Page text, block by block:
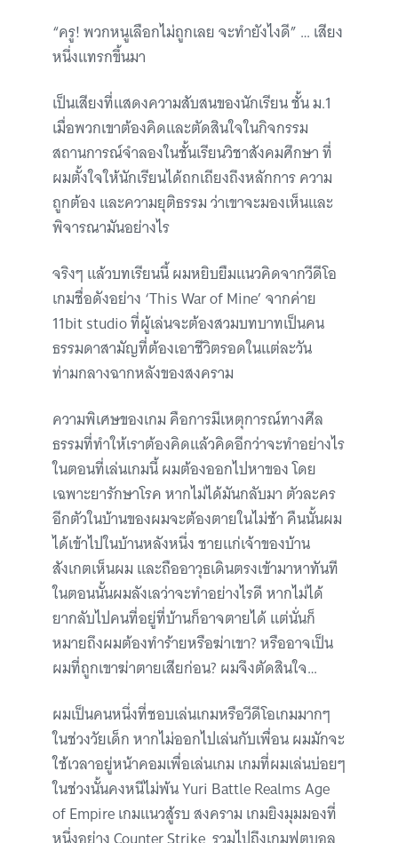
“ครู! พวกหนูเลือกไม่ถูกเลย จะทำยังไงดี” … เสียง
หนึ่งแทรกขึ้นมา
เป็นเสียงที่แสดงความสับสนของนักเรียน ชั้น ม.1
เมื่อพวกเขาต้องคิดและตัดสินใจในกิจกรรม
สถานการณ์จำลองในชั้นเรียนวิชาสังคมศึกษา ที่
ผมตั้งใจให้นักเรียนได้ถกเถียงถึงหลักการ ความ
ถูกต้อง และความยุติธรรม ว่าเขาจะมองเห็นและ
พิจารณามันอย่างไร
จริงๆ แล้วบทเรียนนี้ ผมหยิบยืมแนวคิดจากวีดีโอ
เกมชื่อดังอย่าง ‘This War of Mine’ จากค่าย
11bit studio ที่ผู้เล่นจะต้องสวมบทบาทเป็นคน
ธรรมดาสามัญที่ต้องเอาชีวิตรอดในแต่ละวัน
ท่ามกลางฉากหลังของสงคราม
ความพิเศษของเกม คือการมีเหตุการณ์ทางศีล
ธรรมที่ทำให้เราต้องคิดแล้วคิดอีกว่าจะทำอย่างไร
ในตอนที่เล่นเกมนี้ ผมต้องออกไปหาของ โดย
เฉพาะยารักษาโรค หากไม่ได้มันกลับมา ตัวละคร
อีกตัวในบ้านของผมจะต้องตายในไม่ช้า คืนนั้นผม
ได้เข้าไปในบ้านหลังหนึ่ง ชายแก่เจ้าของบ้าน
สังเกตเห็นผม และถืออาวุธเดินตรงเข้ามาหาทันที
ในตอนนั้นผมลังเลว่าจะทำอย่างไรดี หากไม่ได้
ยากลับไปคนที่อยู่ที่บ้านก็อาจตายได้ แต่นั่นก็
หมายถึงผมต้องทำร้ายหรือฆ่าเขา? หรืออาจเป็น
ผมที่ถูกเขาฆ่าตายเสียก่อน? ผมจึงตัดสินใจ…
ผมเป็นคนหนึ่งที่ชอบเล่นเกมหรือวีดีโอเกมมากๆ
ในช่วงวัยเด็ก หากไม่ออกไปเล่นกับเพื่อน ผมมักจะ
ใช้เวลาอยู่หน้าคอมเพื่อเล่นเกม เกมที่ผมเล่นบ่อยๆ
ในช่วงนั้นคงหนีไม่พ้น Yuri Battle Realms Age
of Empire เกมแนวสู้รบ สงคราม เกมยิงมุมมองที่